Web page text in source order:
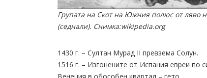
Групата на Скот на Южния полюс от ляво
(седнали). Снимка:wikipedia.org
1430 г. – Султан Мурад II превзема Солун.
1516 г. – Изгонените от Испания евреи по